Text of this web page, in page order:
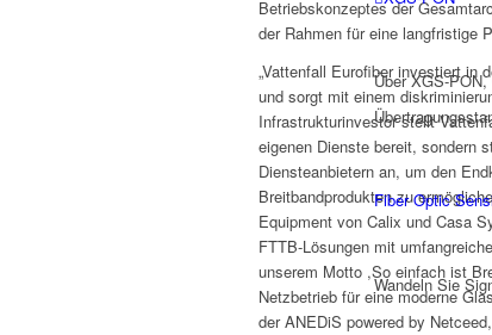
Über XGS-
Fiber Optic
Wandeln Sie
Betriebskonzeptes der
der Rahmen für eine langfristige
„Vattenfall Eurofiber investiert in
und sorgt mit einem
Infrastrukturinvestor stellt
eigenen Dienste bereit, sondern
Diensteanbietern an, um den
Breitbandprodukten zu
Equipment von Calix und Casa
FTTB-Lösungen mit
unserem Motto ,So einfach ist
Netzbetrieb für eine moderne
der ANEDiS powered by